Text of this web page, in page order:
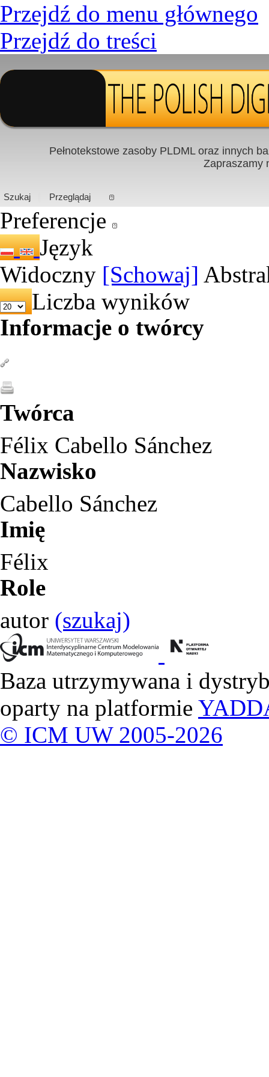
Przejdź do menu głównego
Przejdź do treści
Pełnotekstowe zasoby PLDML oraz innych
Zapraszamy
Szukaj Przeglądaj
Preferencje
Język
Widoczny [Schowaj]
Liczba wyników
Informacje o twórcy
Twórca
Félix Cabello Sánchez
Nazwisko
Cabello Sánchez
Imię
Félix
Role
autor (szukaj)
Baza utrzymywana i
oparty na platformie
© ICM UW 2005-2026